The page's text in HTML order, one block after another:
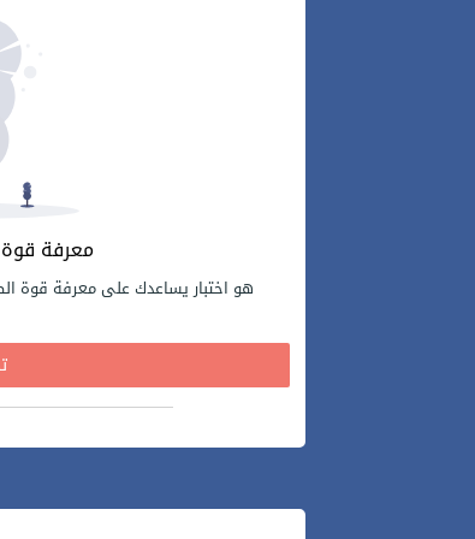
معرفة
هو اختبار يساعدك على معرفة قوة